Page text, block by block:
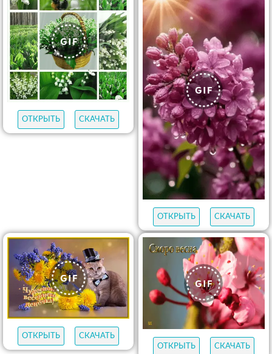
ОТКРЫТЬ СКАЧАТЬ
ОТКРЫТЬ СКАЧАТЬ
ОТКРЫТЬ
СКАЧАТЬ
ОТКРЫТЬ
СКАЧАТЬ